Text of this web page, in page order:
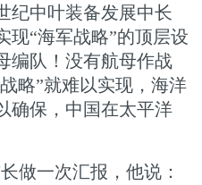
纪中叶装备发展中长
现“海军战略”的顶层设
编队！没有航母作战
略”就难以实现，海洋
确保，中国在太平洋
做一次汇报，他说：